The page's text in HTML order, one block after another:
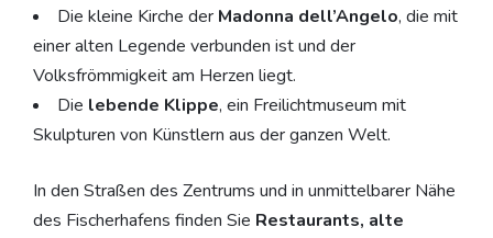
Die kleine Kirche der Madonna dell’Angelo, die mit
einer alten Legende verbunden ist und der
Volksfrömmigkeit am Herzen liegt.
Die lebende Klippe, ein Freilichtmuseum mit
Skulpturen von Künstlern aus der ganzen Welt.
In den Straßen des Zentrums und in unmittelbarer Nähe
des Fischerhafens finden Sie Restaurants, alte